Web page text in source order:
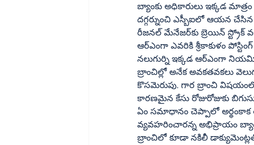
బ్యాంకు అధికారులు ఇక్కడ మాత్రం మరొకర్ని తెచ్చి ఆర్‌ఎంగా
దగ్గర్నుంచి ఎస్బీఐలో ఆయన
రీజనల్‌ మేనేజర్‌కు బ్రెయిన్‌ స్ట్రోక్‌ వచ్చింది. గత కొద్ది నెలలుగా ఆయన సెలవులో ఉన్నారు. ఇప్పుడు కొత్త
ఆర్‌ఎంగా ఎవరికి శ్రీకాకుళం పోస్టింగ్‌ ఇచ్చినా తాము వెళ్లమంటూ చేతులెత్తేస్తున్నట్టు భోగట్టా. ఇప్పటికి
నలుగుర్ని ఇక్కడ ఆర్‌ఎంగా నియమించినా ఎవరూ రావడంలేదని తెలుస్తుంది. కారణం.. శ్రీకాకుళంలోని అనేక
బ్రాంచిల్లో అనేక అవకతవకలు వెలుగులోకి
కొసమెరుపు. గార బ్రాంచి విషయంలో
కారణమైన కేసు రోజురోజుకు
ఏం సమాధానం చెప్పాలో అర్థంకాక తలలు
వ్యవహరించారన్న అభిప్రాయం
బ్రాంచిలో కూడా నకిలీ